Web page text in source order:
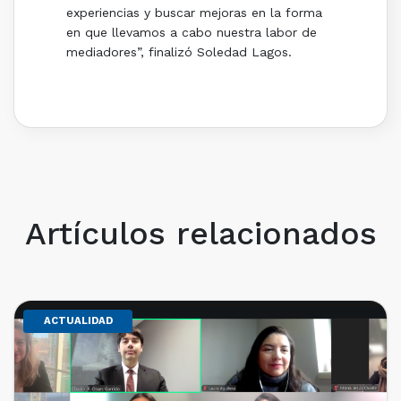
experiencias y buscar mejoras en la forma
en que llevamos a cabo nuestra labor de
mediadores”, finalizó Soledad Lagos.
Artículos relacionados
ACTUALIDAD